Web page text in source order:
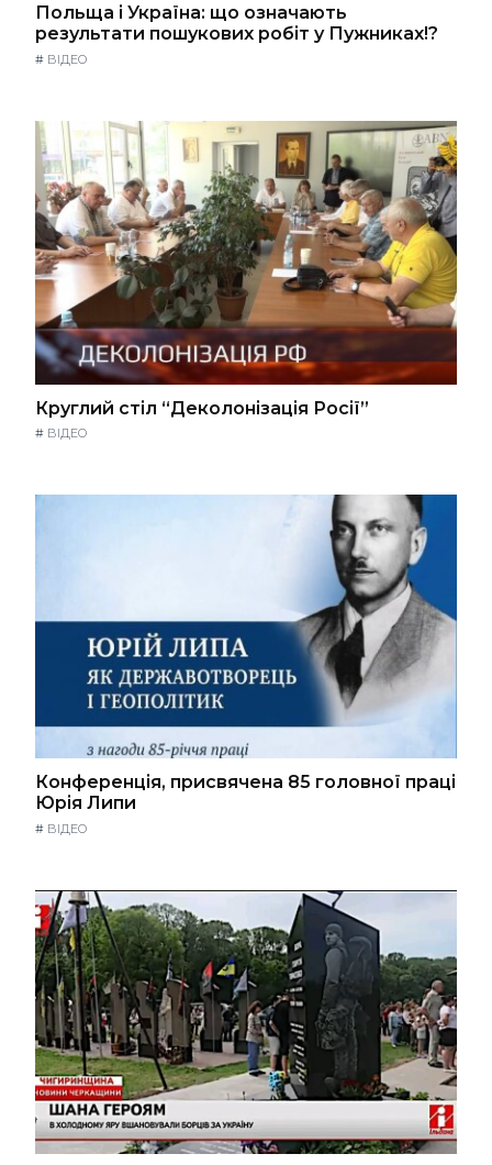
Польща і Україна: що означають
результати пошукових робіт у Пужниках!?
# ВІДЕО
Круглий стіл “Деколонізація Росії”
# ВІДЕО
Конференція, присвячена 85 головної праці
Юрія Липи
# ВІДЕО